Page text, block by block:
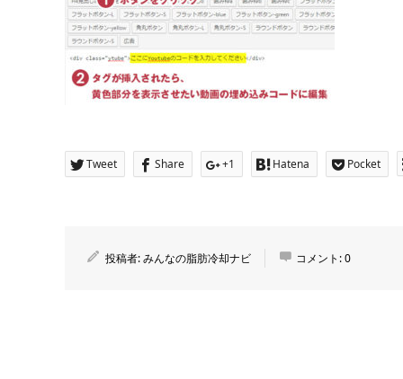
Tweet Share +1 Hatena Pocket
投稿者:みんなの脂肪冷却ナビ コメント:0